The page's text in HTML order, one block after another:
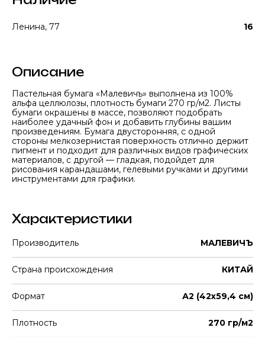
Ленина, 77 16
Описание
Пастельная бумага «Малевичъ» выполнена из 100%
альфа целлюлозы, плотность бумаги 270 гр/м2. Листы
бумаги окрашены в массе, позволяют подобрать
наиболее удачный фон и добавить глубины вашим
произведениям. Бумага двусторонняя, с одной
стороны мелкозернистая поверхность отлично держит
пигмент и подходит для различных видов графических
материалов, с другой — гладкая, подойдет для
рисования карандашами, гелевыми ручками и другими
инструментами для графики.
Характеристики
Производитель МАЛЕВИЧЪ
Страна происхождения КИТАЙ
Формат А2 (42х59,4 см)
Плотность 270 гр/м2